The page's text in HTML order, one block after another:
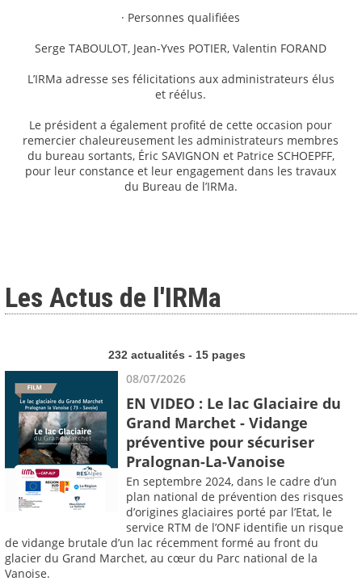
· Personnes qualifiées
Serge TABOULOT, Jean-Yves POTIER, Valentin FORAND
L’IRMa adresse ses félicitations aux administrateurs élus
et réélus.
Le président a également profité de cette occasion pour
remercier chaleureusement les administrateurs membres
du bureau sortants, Éric SAVIGNON et Patrice SCHOEPFF,
pour leur constance et leur engagement dans les travaux
du Bureau de l’IRMa.
Les Actus de l'IRMa
232 actualités - 15 pages
08/07/2026
EN VIDEO : Le lac Glaciaire du
Grand Marchet - Vidange
préventive pour sécuriser
Pralognan-La-Vanoise
En septembre 2024, dans le cadre d’un
plan national de prévention des risques
d’origines glaciaires porté par l’Etat, le
service RTM de l’ONF identifie un risque
de vidange brutale d’un lac récemment formé au front du
glacier du Grand Marchet, au cœur du Parc national de la
Vanoise.